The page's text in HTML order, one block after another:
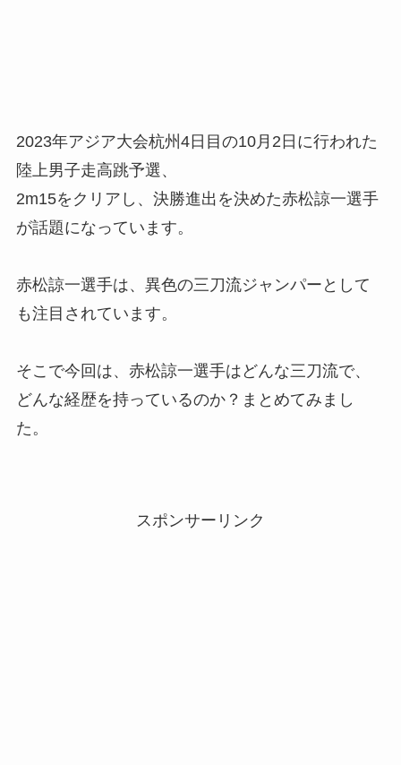
2023年アジア大会杭州4日目の10月2日に行われた
陸上男子走高跳予選、
2m15をクリアし、決勝進出を決めた赤松諒一選手
が話題になっています。
赤松諒一選手は、異色の三刀流ジャンパーとして
も注目されています。
そこで今回は、赤松諒一選手はどんな三刀流で、
どんな経歴を持っているのか？まとめてみまし
た。
スポンサーリンク